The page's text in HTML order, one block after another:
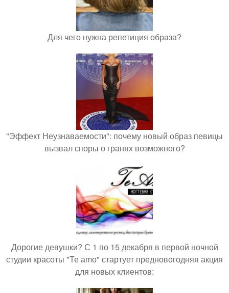
Для чего нужна репетиция образа?
"Эффект Неузнаваемости": почему новый образ певицы
вызвал споры о гранях возможного?
Дорогие девушки? С 1 по 15 декабря в первой ночной
студии красоты "Те аmо" стартует предновогодняя акция
для новых клиентов: